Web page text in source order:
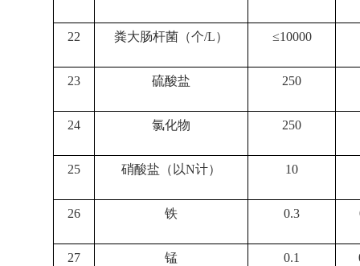
22 粪大肠杆菌（个/L） ≤10000
23 硫酸盐 250
24 氯化物 250
25 硝酸盐（以N计） 10
26 铁 0.3
27 锰 0.1